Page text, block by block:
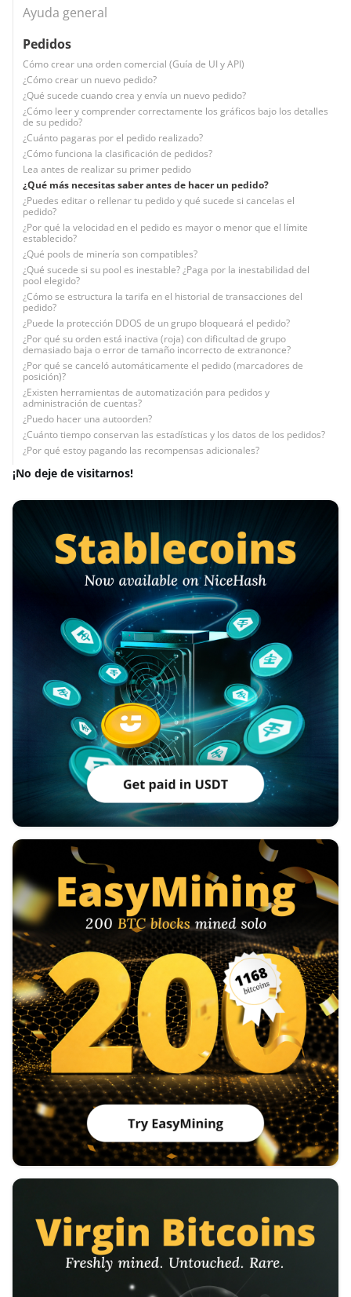
Ayuda general
Pedidos
Cómo crear una orden comercial (Guía de UI y API)
¿Cómo crear un nuevo pedido?
¿Qué sucede cuando crea y envía un nuevo pedido?
¿Cómo leer y comprender correctamente los gráficos bajo los detalles
de su pedido?
¿Cuánto pagaras por el pedido realizado?
¿Cómo funciona la clasificación de pedidos?
Lea antes de realizar su primer pedido
¿Qué más necesitas saber antes de hacer un pedido?
¿Puedes editar o rellenar tu pedido y qué sucede si cancelas el
pedido?
¿Por qué la velocidad en el pedido es mayor o menor que el límite
establecido?
¿Qué pools de minería son compatibles?
¿Qué sucede si su pool es inestable? ¿Paga por la inestabilidad del
pool elegido?
¿Cómo se estructura la tarifa en el historial de transacciones del
pedido?
¿Puede la protección DDOS de un grupo bloqueará el pedido?
¿Por qué su orden está inactiva (roja) con dificultad de grupo
demasiado baja o error de tamaño incorrecto de extranonce?
¿Por qué se canceló automáticamente el pedido (marcadores de
posición)?
¿Existen herramientas de automatización para pedidos y
administración de cuentas?
¿Puedo hacer una autoorden?
¿Cuánto tiempo conservan las estadísticas y los datos de los pedidos?
¿Por qué estoy pagando las recompensas adicionales?
¡No deje de visitarnos!